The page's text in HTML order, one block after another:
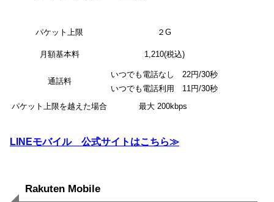
パケット上限 ２G
月額基本料 1,210(税込)
通話料
いつでも電話なし 22円/30秒
いつでも電話利用 11円/30秒
パケット上限を越えた場合
最大 200kbps
LINEモバイル 公式サイトはこちら≫
Rakuten Mobile